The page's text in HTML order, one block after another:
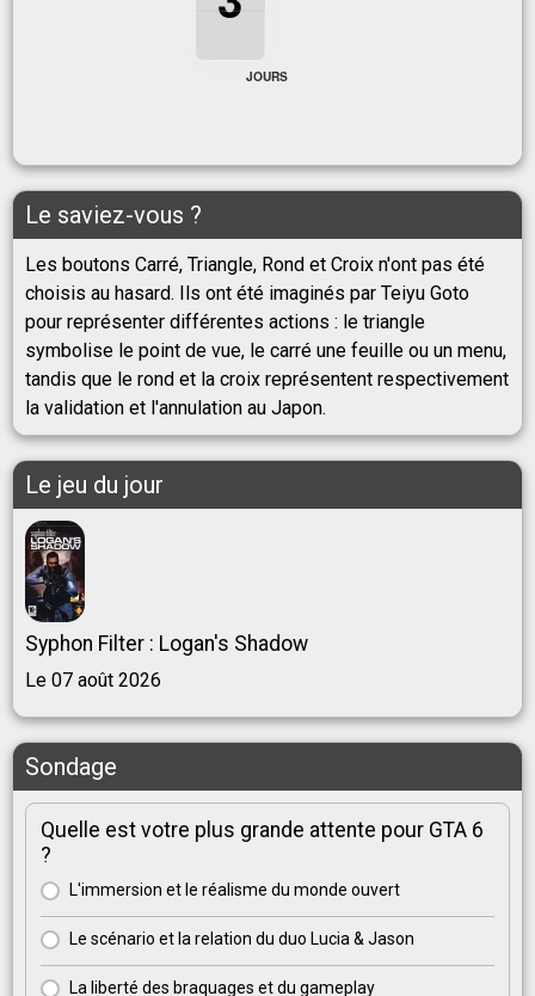
3
JOURS
Le saviez-vous ?
Les boutons Carré, Triangle, Rond et Croix n'ont pas été
choisis au hasard. Ils ont été imaginés par Teiyu Goto
pour représenter différentes actions : le triangle
symbolise le point de vue, le carré une feuille ou un menu,
tandis que le rond et la croix représentent respectivement
la validation et l'annulation au Japon.
Le jeu du jour
Syphon Filter : Logan's Shadow
Le 07 août 2026
Sondage
Quelle est votre plus grande attente pour GTA 6
?
L'immersion et le réalisme du monde ouvert
Le scénario et la relation du duo Lucia & Jason
La liberté des braquages et du gameplay